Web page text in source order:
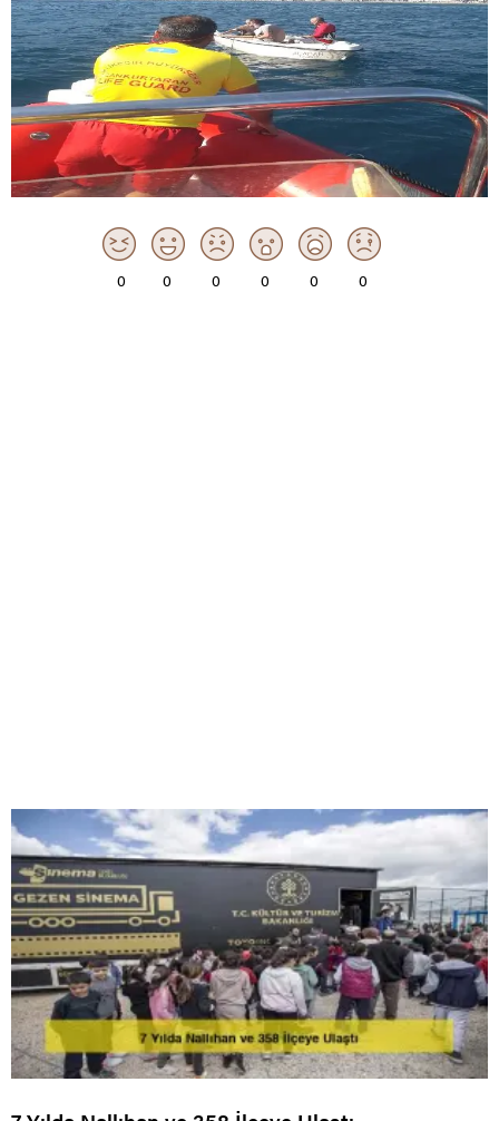
0 0 0 0 0 0